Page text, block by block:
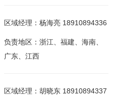
区域经理：杨海亮 18910894336
负责地区：浙江、福建、海南、
广东、江西
区域经理：胡晓东 18910894337